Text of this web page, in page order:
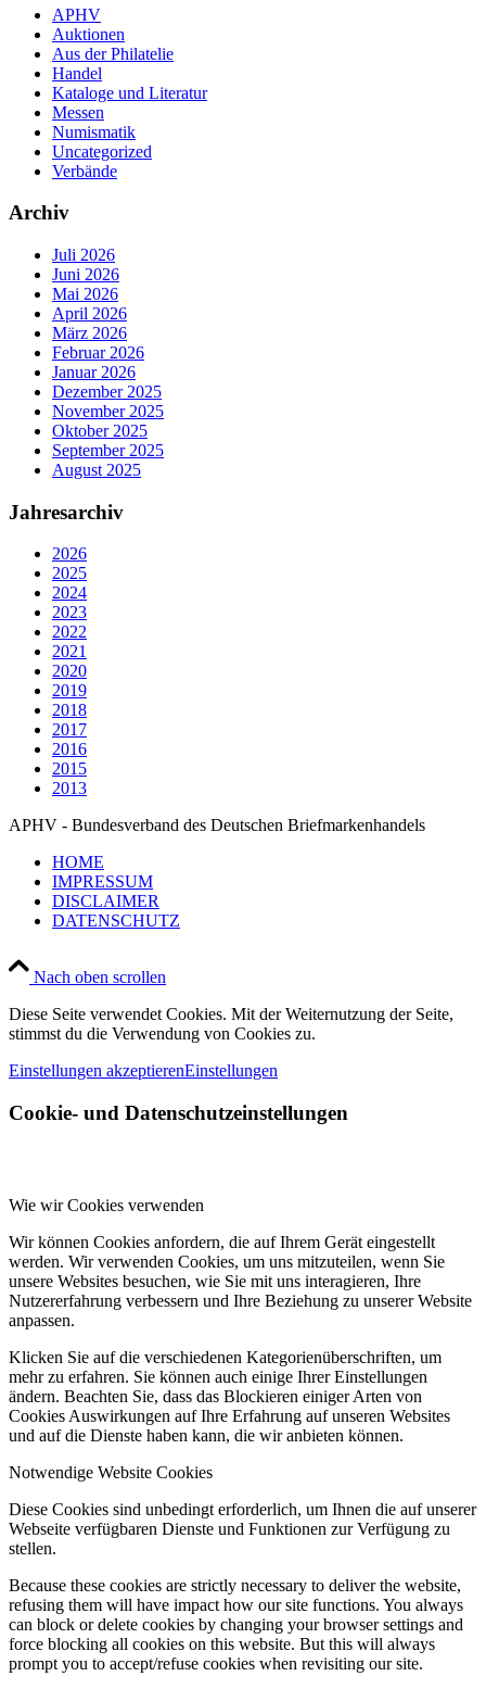
APHV
Auktionen
Aus der Philatelie
Handel
Kataloge und Literatur
Messen
Numismatik
Uncategorized
Verbände
Archiv
Juli 2026
Juni 2026
Mai 2026
April 2026
März 2026
Februar 2026
Januar 2026
Dezember 2025
November 2025
Oktober 2025
September 2025
August 2025
Jahresarchiv
2026
2025
2024
2023
2022
2021
2020
2019
2018
2017
2016
2015
2013
APHV - Bundesverband des Deutschen Briefmarkenhandels
HOME
IMPRESSUM
DISCLAIMER
DATENSCHUTZ
Nach oben scrollen
Diese Seite verwendet Cookies. Mit der Weiternutzung der Seite,
stimmst du die Verwendung von Cookies zu.
Einstellungen akzeptierenEinstellungen
Cookie- und Datenschutzeinstellungen
Wie wir Cookies verwenden
Wir können Cookies anfordern, die auf Ihrem Gerät eingestellt
werden. Wir verwenden Cookies, um uns mitzuteilen, wenn Sie
unsere Websites besuchen, wie Sie mit uns interagieren, Ihre
Nutzererfahrung verbessern und Ihre Beziehung zu unserer Website
anpassen.
Klicken Sie auf die verschiedenen Kategorienüberschriften, um
mehr zu erfahren. Sie können auch einige Ihrer Einstellungen
ändern. Beachten Sie, dass das Blockieren einiger Arten von
Cookies Auswirkungen auf Ihre Erfahrung auf unseren Websites
und auf die Dienste haben kann, die wir anbieten können.
Notwendige Website Cookies
Diese Cookies sind unbedingt erforderlich, um Ihnen die auf unserer
Webseite verfügbaren Dienste und Funktionen zur Verfügung zu
stellen.
Because these cookies are strictly necessary to deliver the website,
refusing them will have impact how our site functions. You always
can block or delete cookies by changing your browser settings and
force blocking all cookies on this website. But this will always
prompt you to accept/refuse cookies when revisiting our site.